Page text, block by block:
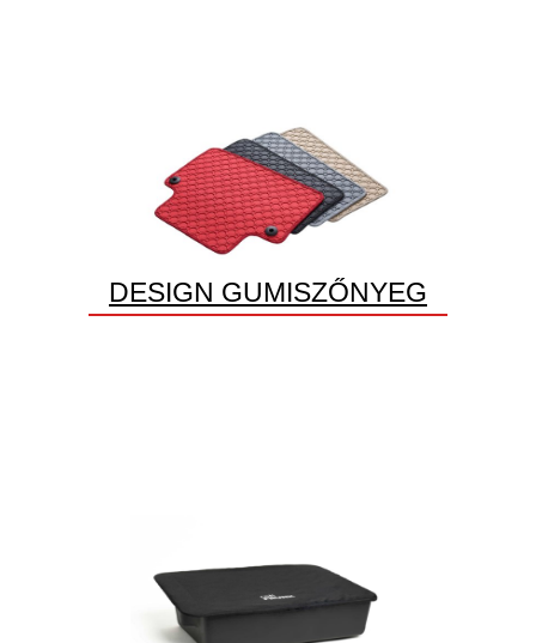
DESIGN GUMISZŐNYEG